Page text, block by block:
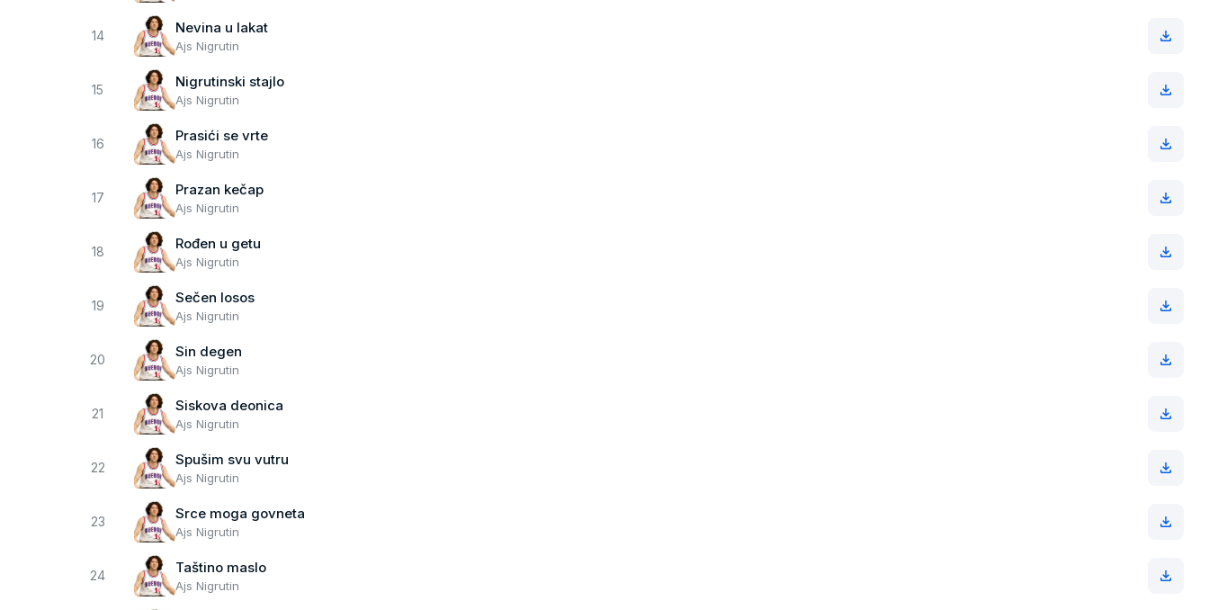
14 Nevina u lakat
Ajs Nigrutin
15 Nigrutinski stajlo
Ajs Nigrutin
16 Prasići se vrte
Ajs Nigrutin
17 Prazan kečap
Ajs Nigrutin
18 Rođen u getu
Ajs Nigrutin
19 Sečen losos
Ajs Nigrutin
20 Sin degen
Ajs Nigrutin
21 Siskova deonica
Ajs Nigrutin
22 Spušim svu vutru
Ajs Nigrutin
23 Srce moga govneta
Ajs Nigrutin
24 Taštino maslo
Ajs Nigrutin